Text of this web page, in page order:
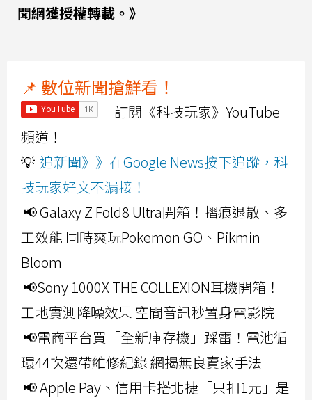
聞網獲授權轉載。》
📌 數位新聞搶鮮看！
訂閱《科技玩家》YouTube
頻道！
💡 追新聞》》在Google News按下追蹤，科
技玩家好文不漏接！
📢 Galaxy Z Fold8 Ultra開箱！摺痕退散、多
工效能 同時爽玩Pokemon GO、Pikmin
Bloom
📢Sony 1000X THE COLLEXION耳機開箱！
工地實測降噪效果 空間音訊秒置身電影院
📢電商平台買「全新庫存機」踩雷！電池循
環44次還帶維修紀錄 網揭無良賣家手法
📢 Apple Pay、信用卡搭北捷「只扣1元」是